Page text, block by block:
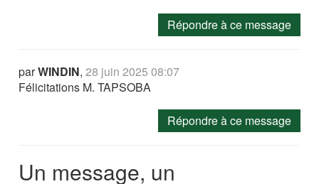
Répondre à ce message
parWINDIN,28 juin 2025 08:07
Félicitations M. TAPSOBA
Répondre à ce message
Un message, un